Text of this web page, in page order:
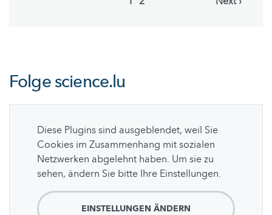
Folgescience.lu
Diese Plugins sind ausgeblendet, weil Sie
Cookies im Zusammenhang mit sozialen
Netzwerken abgelehnt haben. Um sie zu
sehen, ändern Sie bitte Ihre Einstellungen.
EINSTELLUNGEN ÄNDERN